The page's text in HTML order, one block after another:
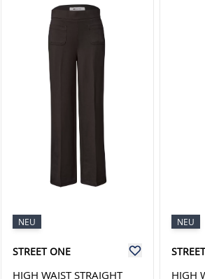
NEU
STREET ONE
HIGH WAIST STRAIGHT
NEU
HIGH